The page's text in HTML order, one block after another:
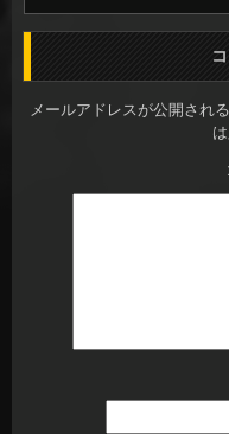
メールアドレスが公開され